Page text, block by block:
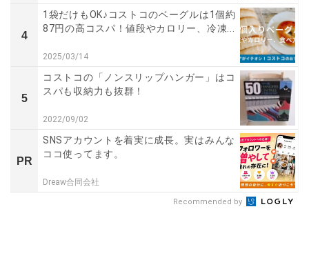
4
1袋だけもOK♪コストコのベーグルは1個約
87円の高コスパ！値段やカロリー、冷凍...
2025/03/14
5
コストコの「ノンスリップハンガー」はコ
スパも収納力も抜群！
2022/09/02
PR
SNSアカウントを着実に成長。実はみんな
ココ使ってます。
Dreaw合同会社
Recommended by